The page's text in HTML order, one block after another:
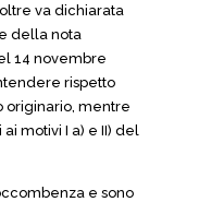
va dichiarata
della nota
14 novembre
rispetto
originario, mentre
motivi I a) e II) del
e sono